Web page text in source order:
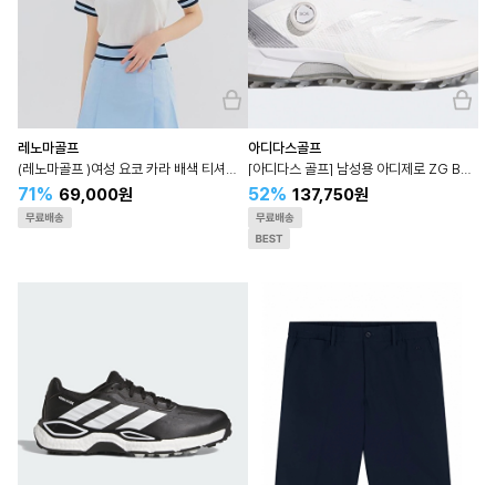
레노마골프
(레노마골프 )여성 요코 카라 배색 티셔츠 RWTPN6104
71% 69,000원
아디다스골프
[아디다스 골프] 남성용 아디제로 ZG BOA IH3357
52% 137,750원